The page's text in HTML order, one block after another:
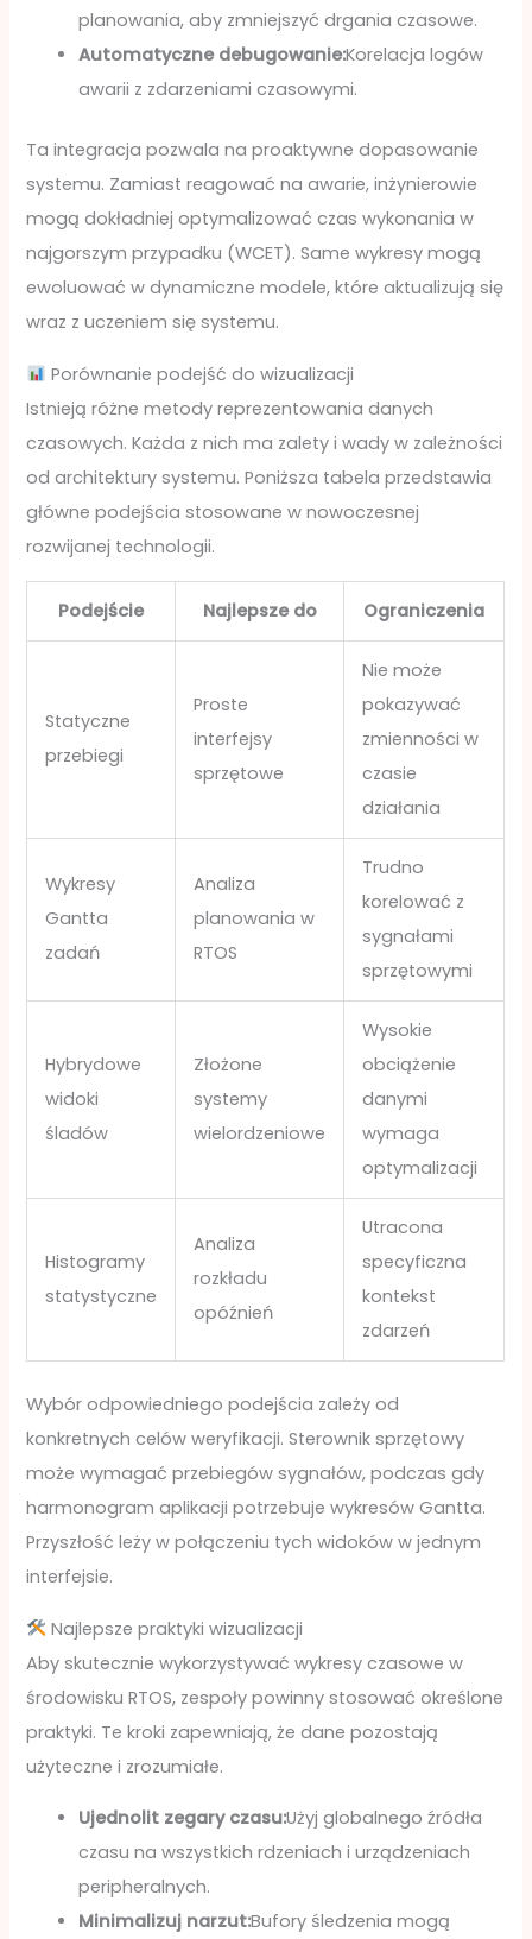
planowania, aby zmniejszyć drgania czasowe.
Automatyczne debugowanie:Korelacja logów
awarii z zdarzeniami czasowymi.
Ta integracja pozwala na proaktywne dopasowanie
systemu. Zamiast reagować na awarie, inżynierowie
mogą dokładniej optymalizować czas wykonania w
najgorszym przypadku (WCET). Same wykresy mogą
ewoluować w dynamiczne modele, które aktualizują się
wraz z uczeniem się systemu.
Porównanie podejść do wizualizacji
Istnieją różne metody reprezentowania danych
czasowych. Każda z nich ma zalety i wady w zależności
od architektury systemu. Poniższa tabela przedstawia
główne podejścia stosowane w nowoczesnej
rozwijanej technologii.
Podejście Najlepsze do Ograniczenia
Statyczne
przebiegi
Proste
interfejsy
sprzętowe
Nie może
pokazywać
zmienności w
czasie
działania
Wykresy
Gantta
zadań
Analiza
planowania w
RTOS
Trudno
korelować z
sygnałami
sprzętowymi
Hybrydowe
widoki
śladów
Złożone
systemy
wielordzeniowe
Wysokie
obciążenie
danymi
wymaga
optymalizacji
Histogramy
statystyczne
Analiza
rozkładu
opóźnień
Utracona
specyficzna
kontekst
zdarzeń
Wybór odpowiedniego podejścia zależy od
konkretnych celów weryfikacji. Sterownik sprzętowy
może wymagać przebiegów sygnałów, podczas gdy
harmonogram aplikacji potrzebuje wykresów Gantta.
Przyszłość leży w połączeniu tych widoków w jednym
interfejsie.
Najlepsze praktyki wizualizacji
Aby skutecznie wykorzystywać wykresy czasowe w
środowisku RTOS, zespoły powinny stosować określone
praktyki. Te kroki zapewniają, że dane pozostają
użyteczne i zrozumiałe.
Ujednolit zegary czasu:Użyj globalnego źródła
czasu na wszystkich rdzeniach i urządzeniach
peripheralnych.
Minimalizuj narzut:Bufory śledzenia mogą